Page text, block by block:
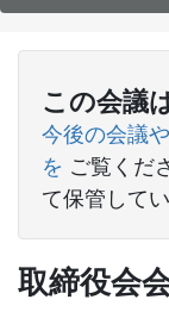
この会議
今後の会議
を ご覧くだ
て保管してい
取締役会